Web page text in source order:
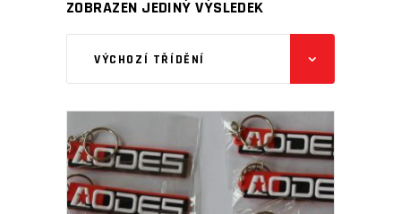
ZOBRAZEN JEDINÝ VÝSLEDEK
VÝCHOZÍ TŘÍDĚNÍ